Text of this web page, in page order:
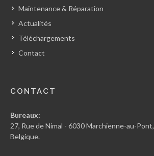
Maintenance & Réparation
Actualités
Téléchargements
Contact
CONTACT
Bureaux:
27, Rue de Nimal - 6030 Marchienne-au-Pont,
Belgique.